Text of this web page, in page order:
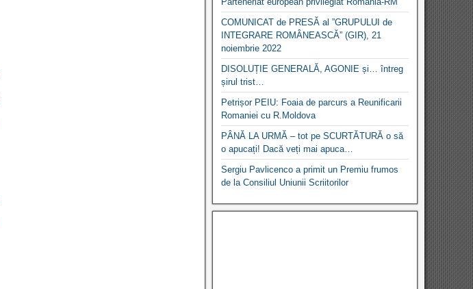
COMUNICAT de PRESĂ al ”GRUPULUI de
INTEGRARE ROMÂNEASCĂ” (GIR), 21
noiembrie 2022
DISOLUȚIE GENERALĂ, AGONIE și… întreg
șirul trist…
Petrișor PEIU: Foaia de parcurs a Reunificarii
Romaniei cu R.Moldova
PÂNĂ LA URMĂ – tot pe SCURTĂTURĂ o să
o apucați! Dacă veți mai apuca…
Sergiu Pavlicenco a primit un Premiu frumos
de la Consiliul Uniunii Scriitorilor